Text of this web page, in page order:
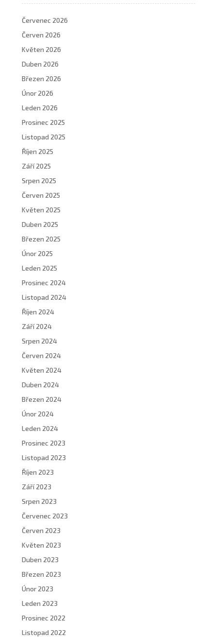
Červenec 2026
Červen 2026
Květen 2026
Duben 2026
Březen 2026
Únor 2026
Leden 2026
Prosinec 2025
Listopad 2025
Říjen 2025
Září 2025
Srpen 2025
Červen 2025
Květen 2025
Duben 2025
Březen 2025
Únor 2025
Leden 2025
Prosinec 2024
Listopad 2024
Říjen 2024
Září 2024
Srpen 2024
Červen 2024
Květen 2024
Duben 2024
Březen 2024
Únor 2024
Leden 2024
Prosinec 2023
Listopad 2023
Říjen 2023
Září 2023
Srpen 2023
Červenec 2023
Červen 2023
Květen 2023
Duben 2023
Březen 2023
Únor 2023
Leden 2023
Prosinec 2022
Listopad 2022